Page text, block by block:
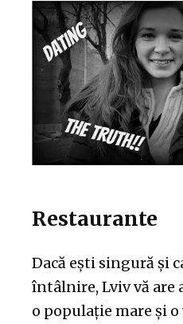
Restaurante
Dacă ești singură și
întâlnire, Lviv vă are
o populație mare și